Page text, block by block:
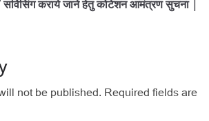
सर्विसिंग कराये जाने हेतु कोटेशन आमंत्रण सुचना |
not be published. Required fields are